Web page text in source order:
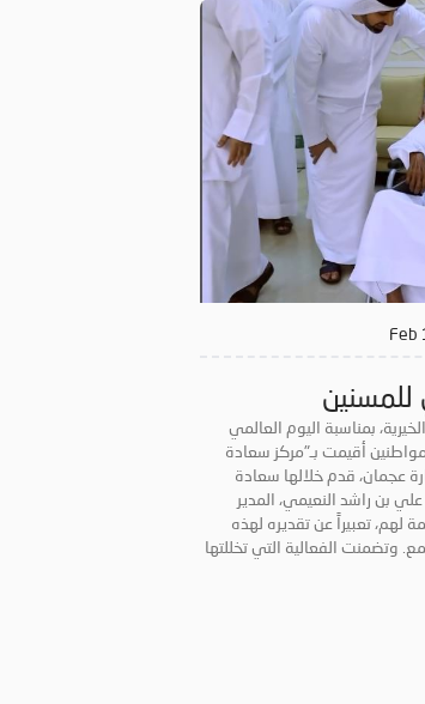
Feb
للمسنين
بمناسبة اليوم العالمي
أقيمت بـ"مركز سعادة
عجمان، قدم خلالها سعادة
بن راشد النعيمي، المدير
لهم، تعبيراً عن تقديره لهذه
وتضمنت الفعالية التي تخللتها
الهمم، الاستماع إلى ذكريات